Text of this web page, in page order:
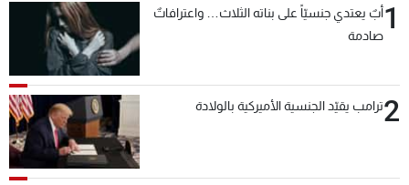
1أبٌ يعتدي جنسيّاً على بناته الثلاث… واعترافاتٌ
صادمة
2ترامب يقيّد الجنسية الأميركية بالولادة